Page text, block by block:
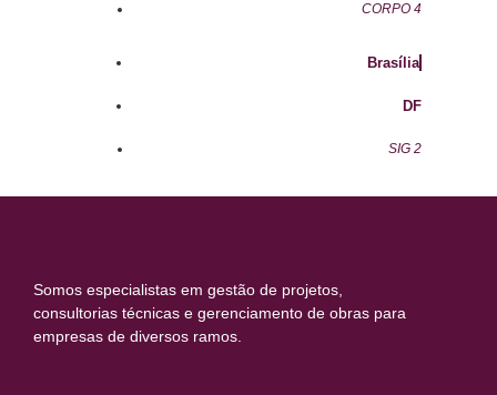
CORPO 4
Brasília
DF
SIG 2
Somos especialistas em gestão de projetos,
consultorias técnicas e gerenciamento de obras para
empresas de diversos ramos.